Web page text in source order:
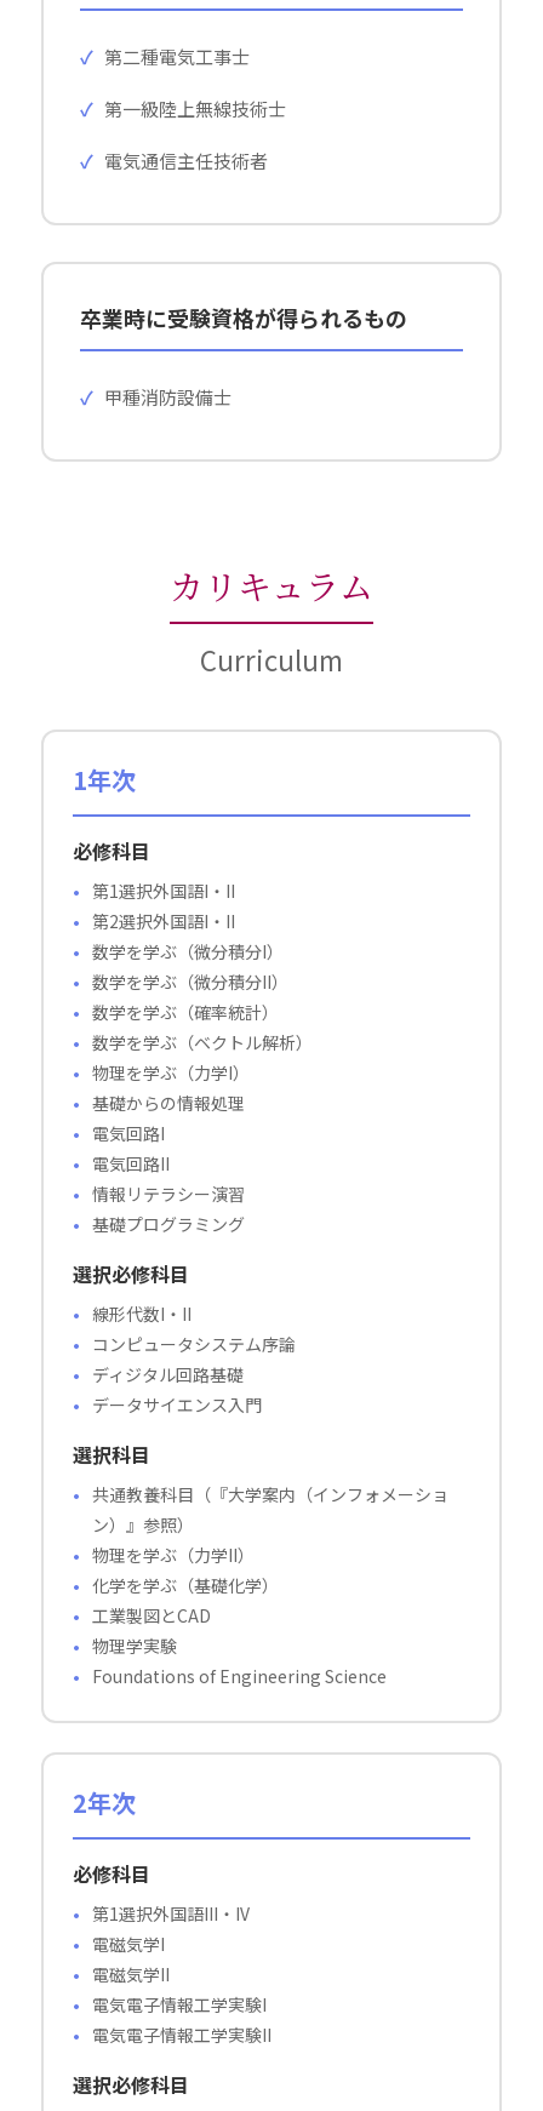
第二種電気工事士
第一級陸上無線技術士
電気通信主任技術者
卒業時に受験資格が得られるもの
甲種消防設備士
カリキュラム
Curriculum
1年次
必修科目
第1選択外国語I・II
第2選択外国語I・II
数学を学ぶ（微分積分I）
数学を学ぶ（微分積分II）
数学を学ぶ（確率統計）
数学を学ぶ（ベクトル解析）
物理を学ぶ（力学I）
基礎からの情報処理
電気回路I
電気回路II
情報リテラシー演習
基礎プログラミング
選択必修科目
線形代数I・II
コンピュータシステム序論
ディジタル回路基礎
データサイエンス入門
選択科目
共通教養科目（『大学案内（インフォメーショ
ン）』参照）
物理を学ぶ（力学II）
化学を学ぶ（基礎化学）
工業製図とCAD
物理学実験
Foundations of Engineering Science
2年次
必修科目
第1選択外国語III・IV
電磁気学I
電磁気学II
電気電子情報工学実験I
電気電子情報工学実験II
選択必修科目